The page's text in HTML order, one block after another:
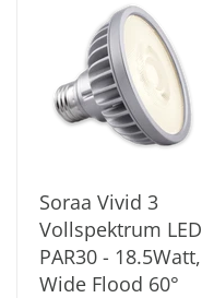
Soraa Vivid 3
Vollspektrum LED
PAR30 - 18.5Watt,
Wide Flood 60°